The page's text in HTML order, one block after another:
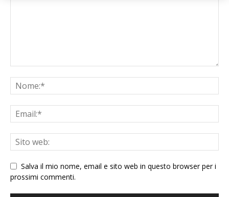
Salva il mio nome, email e sito web in questo browser per i
prossimi commenti.